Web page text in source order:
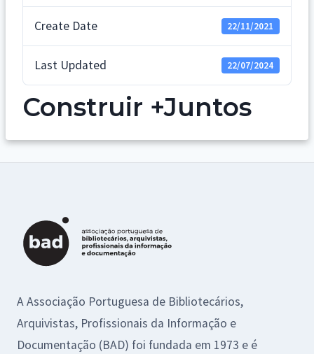
Create Date 22/11/2021
Last Updated 22/07/2024
Construir +Juntos
A Associação Portuguesa de Bibliotecários,
Arquivistas, Profissionais da Informação e
Documentação (BAD) foi fundada em 1973 e é